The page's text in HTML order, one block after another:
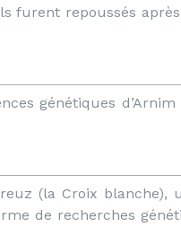
furent repoussés
génétiques
(la Croix blanche),
de recherches